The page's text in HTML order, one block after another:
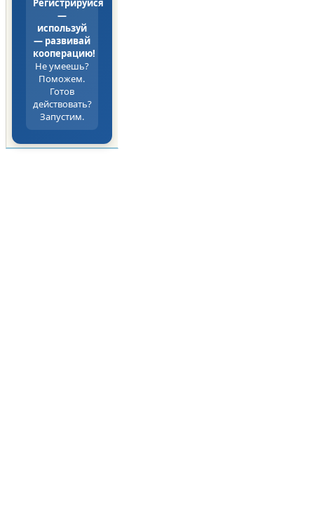
Регистрируйся
—
используй
— развивай
кооперацию!
Не умеешь?
Поможем.
Готов
действовать?
Запустим.